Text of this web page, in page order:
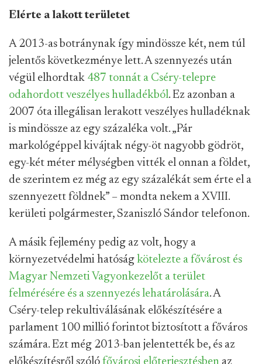
Elérte a lakott területet
A 2013-as botránynak így mindössze két, nem túl
jelentős következménye lett. A szennyezés után
végül elhordtak 487 tonnát a Cséry-telepre
odahordott veszélyes hulladékból. Ez azonban a
2007 óta illegálisan lerakott veszélyes hulladéknak
is mindössze az egy százaléka volt. „Pár
markológéppel kivájtak négy-öt nagyobb gödröt,
egy-két méter mélységben vitték el onnan a földet,
de szerintem ez még az egy százalékát sem érte el a
szennyezett földnek” – mondta nekem a XVIII.
kerületi polgármester, Szaniszló Sándor telefonon.
A másik fejlemény pedig az volt, hogy a
környezetvédelmi hatóság kötelezte a fővárost és
Magyar Nemzeti Vagyonkezelőt a terület
felmérésére és a szennyezés lehatárolására. A
Cséry-telep rekultiválásának előkészítésére a
parlament 100 millió forintot biztosított a főváros
számára. Ezt még 2013-ban jelentették be, és az
előkészítésről szóló fővárosi előterjesztésben az